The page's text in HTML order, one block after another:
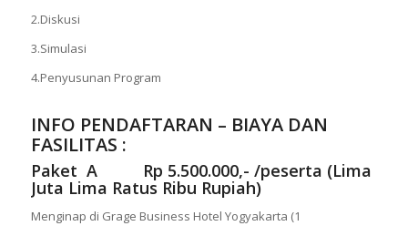
2.Diskusi
3.Simulasi
4.Penyusunan Program
INFO PENDAFTARAN – BIAYA DAN
FASILITAS :
Paket A Rp 5.500.000,- /peserta (Lima
Juta Lima Ratus Ribu Rupiah)
Menginap di Grage Business Hotel Yogyakarta (1